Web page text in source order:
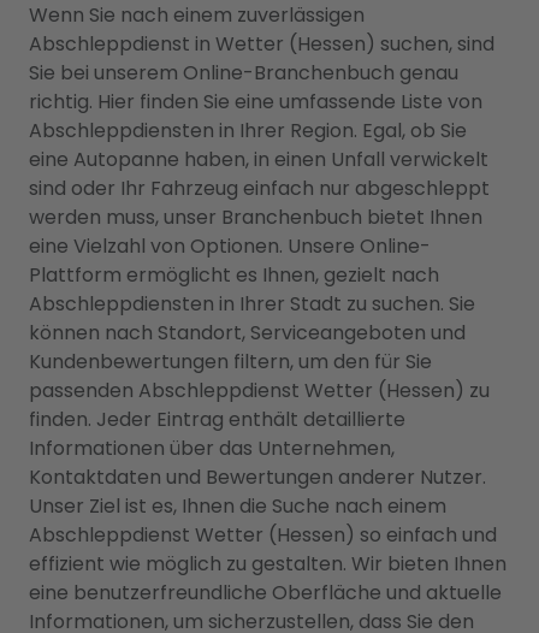
Wenn Sie nach einem zuverlässigen
Abschleppdienst in Wetter (Hessen) suchen, sind
Sie bei unserem Online-Branchenbuch genau
richtig. Hier finden Sie eine umfassende Liste von
Abschleppdiensten in Ihrer Region. Egal, ob Sie
eine Autopanne haben, in einen Unfall verwickelt
sind oder Ihr Fahrzeug einfach nur abgeschleppt
werden muss, unser Branchenbuch bietet Ihnen
eine Vielzahl von Optionen. Unsere Online-
Plattform ermöglicht es Ihnen, gezielt nach
Abschleppdiensten in Ihrer Stadt zu suchen. Sie
können nach Standort, Serviceangeboten und
Kundenbewertungen filtern, um den für Sie
passenden Abschleppdienst Wetter (Hessen) zu
finden. Jeder Eintrag enthält detaillierte
Informationen über das Unternehmen,
Kontaktdaten und Bewertungen anderer Nutzer.
Unser Ziel ist es, Ihnen die Suche nach einem
Abschleppdienst Wetter (Hessen) so einfach und
effizient wie möglich zu gestalten. Wir bieten Ihnen
eine benutzerfreundliche Oberfläche und aktuelle
Informationen, um sicherzustellen, dass Sie den